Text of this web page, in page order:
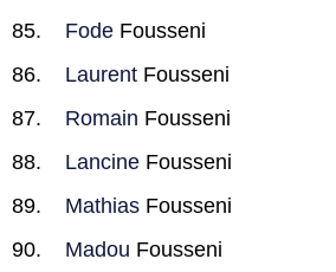
Fode Fousseni
Laurent Fousseni
Romain Fousseni
Lancine Fousseni
Mathias Fousseni
Madou Fousseni